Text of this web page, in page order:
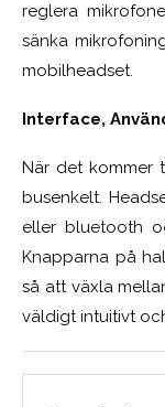
reglera
sänka
mobilheadset.
Interface,
När det kommer
busenkelt.
eller bluetooth
Knapparna på
så att växla
väldigt intuitivt